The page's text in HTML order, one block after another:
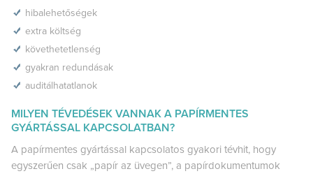
hibalehetőségek
extra költség
követhetetlenség
gyakran redundásak
auditálhatatlanok
MILYEN TÉVEDÉSEK VANNAK A PAPÍRMENTES
GYÁRTÁSSAL KAPCSOLATBAN?
A papírmentes gyártással kapcsolatos gyakori tévhit, hogy
egyszerűen csak „papír az üvegen”, a papírdokumentumok